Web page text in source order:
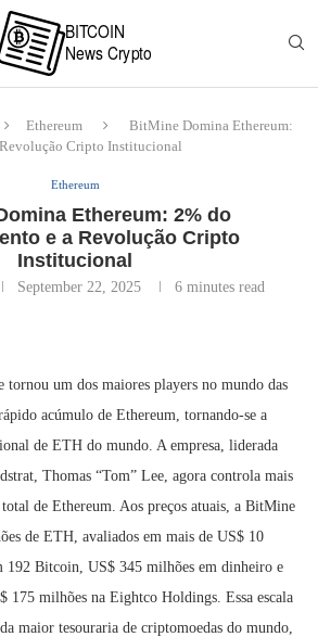
Ethereum
BitMine Domina Ethereum:
Cripto Institucional
Ethereum
Ethereum: 2% do
e a Revolução Cripto
Institucional
September 22, 2025 6 minutes read
um dos maiores players no mundo das
acúmulo de Ethereum, tornando-se a
de ETH do mundo. A empresa, liderada
Thomas “Tom” Lee, agora controla mais
de Ethereum. Aos preços atuais, a BitMine
de ETH, avaliados em mais de US$ 10
192 Bitcoin, US$ 345 milhões em dinheiro e
175 milhões na Eightco Holdings. Essa escala
maior tesouraria de criptomoedas do mundo,